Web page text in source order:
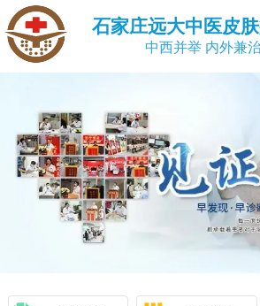
石家庄远大中医皮
中西并举 内外兼